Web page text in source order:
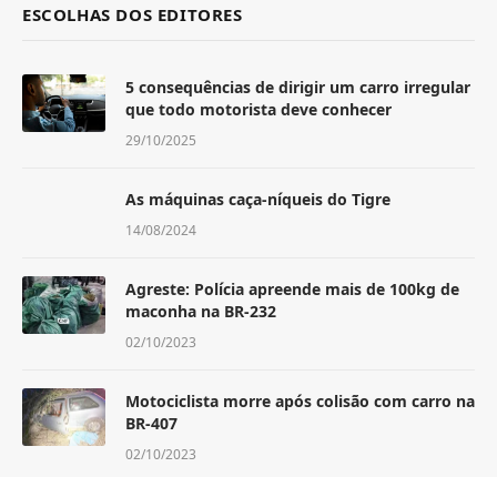
ESCOLHAS DOS EDITORES
5 consequências de dirigir um carro irregular
que todo motorista deve conhecer
29/10/2025
As máquinas caça-níqueis do Tigre
14/08/2024
Agreste: Polícia apreende mais de 100kg de
maconha na BR-232
02/10/2023
Motociclista morre após colisão com carro na
BR-407
02/10/2023